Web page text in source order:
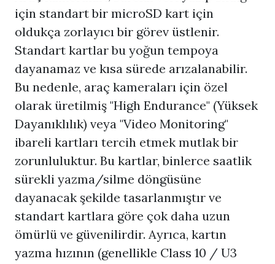
için standart bir microSD kart için
oldukça zorlayıcı bir görev üstlenir.
Standart kartlar bu yoğun tempoya
dayanamaz ve kısa sürede arızalanabilir.
Bu nedenle, araç kameraları için özel
olarak üretilmiş "High Endurance" (Yüksek
Dayanıklılık) veya "Video Monitoring"
ibareli kartları tercih etmek mutlak bir
zorunluluktur. Bu kartlar, binlerce saatlik
sürekli yazma/silme döngüsüne
dayanacak şekilde tasarlanmıştır ve
standart kartlara göre çok daha uzun
ömürlü ve güvenilirdir. Ayrıca, kartın
yazma hızının (genellikle Class 10 / U3